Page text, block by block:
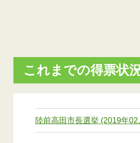
これまでの得票状
陸前高田市長選挙 (2019年